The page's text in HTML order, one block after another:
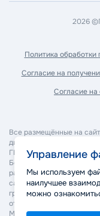
2026 ©
Политика обработки
Согласие на
Согласие на
Все размещённые на
дизайн, программное
ГК "Стратег" и
Без согласия
распространение,
сайта. Нарушение
гражданско-правовую,
ответственность в
Мы оставляем за собой
Управление
Мы используем
наилучшее
можно